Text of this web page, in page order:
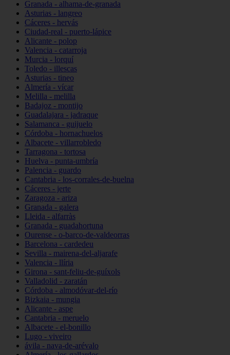
Granada - alhama-de-granada
Asturias - langreo
Cáceres - hervás
Ciudad-real - puerto-lápice
Alicante - polop
Valencia - catarroja
Murcia - lorquí
Toledo - illescas
Asturias - tineo
Almería - vícar
Melilla - melilla
Badajoz - montijo
Guadalajara - jadraque
Salamanca - guijuelo
Córdoba - hornachuelos
Albacete - villarrobledo
Tarragona - tortosa
Huelva - punta-umbría
Palencia - guardo
Cantabria - los-corrales-de-buelna
Cáceres - jerte
Zaragoza - ariza
Granada - galera
Lleida - alfarràs
Granada - guadahortuna
Ourense - o-barco-de-valdeorras
Barcelona - cardedeu
Sevilla - mairena-del-aljarafe
Valencia - llíria
Girona - sant-feliu-de-guíxols
Valladolid - zaratán
Córdoba - almodóvar-del-río
Bizkaia - mungia
Alicante - aspe
Cantabria - meruelo
Albacete - el-bonillo
Lugo - viveiro
ávila - nava-de-arévalo